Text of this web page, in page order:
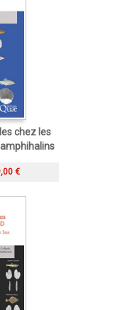
chez les
€